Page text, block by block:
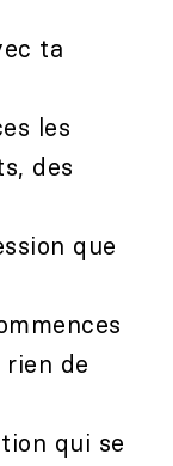
ta
les
des
que
de
qui se